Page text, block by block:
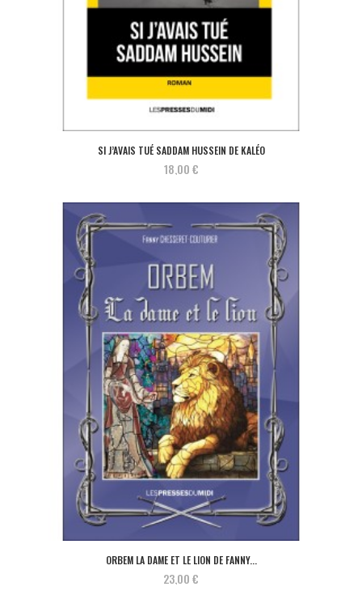
SI J’AVAIS TUÉ SADDAM HUSSEIN DE KALÉO
18,00 €
ORBEM LA DAME ET LE LION DE FANNY...
23,00 €